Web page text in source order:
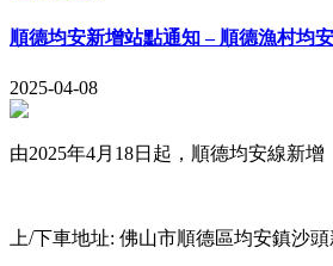
順德均安新增站點通知 – 順德漁村均
2025-04-08
由2025年4月18日起，順德均安線新
上/下車地址: 佛山市順德區均安鎮沙